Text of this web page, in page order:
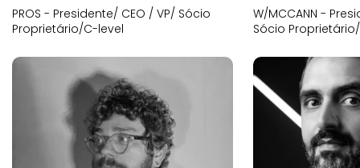
PROS - Presidente/ CEO / VP/ Sócio
Proprietário/C-level
W/MCCANN -
Sócio